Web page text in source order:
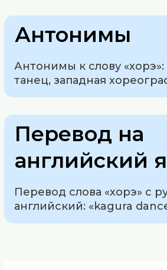
Антонимы
Антонимы к слову
танец, западная
Перевод на
английский
Перевод слова «хорэ» с
английский: «kagura